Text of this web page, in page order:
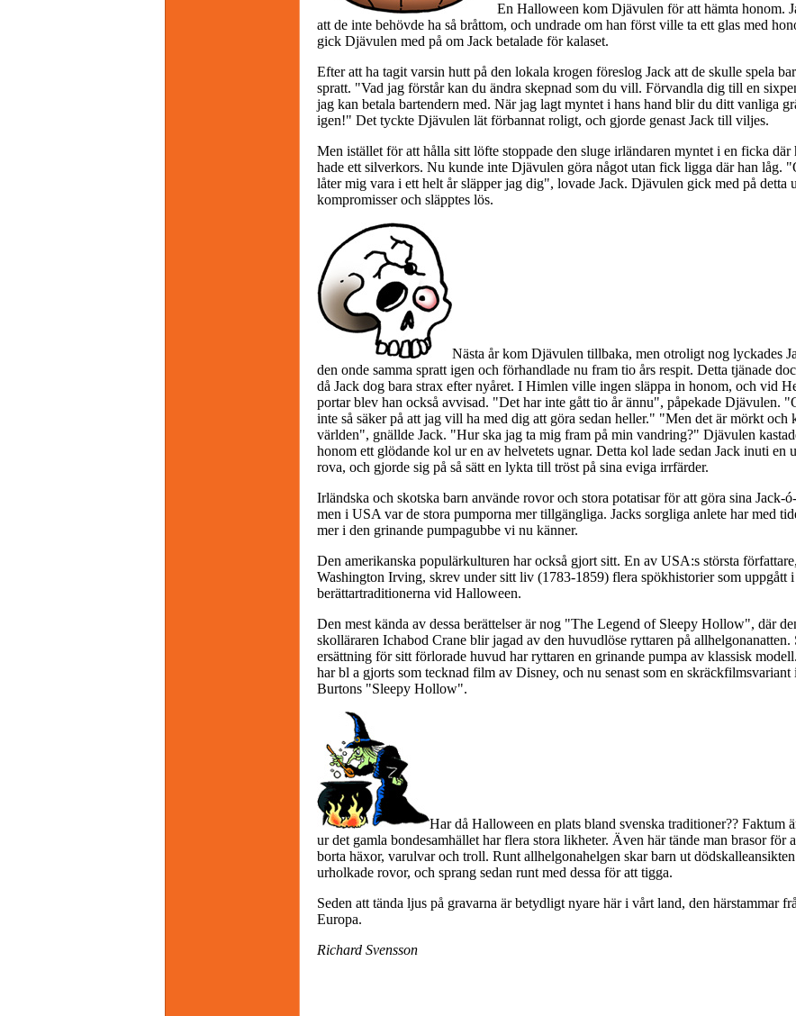
En Halloween kom Djävulen för att hämta honom.
att de inte behövde ha så bråttom, och undrade om han först ville ta ett glas med
gick Djävulen med på om Jack betalade för kalaset.
Efter att ha tagit varsin hutt på den lokala krogen föreslog Jack att de skulle spela
spratt. "Vad jag förstår kan du ändra skepnad som du vill. Förvandla dig till en
jag kan betala bartendern med. När jag lagt myntet i hans hand blir du ditt vanliga
igen!" Det tyckte Djävulen lät förbannat roligt, och gjorde genast Jack till viljes.
Men istället för att hålla sitt löfte stoppade den sluge irländaren myntet i en ficka där
hade ett silverkors. Nu kunde inte Djävulen göra något utan fick ligga där han låg.
låter mig vara i ett helt år släpper jag dig", lovade Jack. Djävulen gick med på detta
kompromisser och släpptes lös.
Nästa år kom Djävulen tillbaka, men otroligt nog lyckades
den onde samma spratt igen och förhandlade nu fram tio års respit. Detta tjänade
då Jack dog bara strax efter nyåret. I Himlen ville ingen släppa in honom, och vid
portar blev han också avvisad. "Det har inte gått tio år ännu", påpekade Djävulen.
inte så säker på att jag vill ha med dig att göra sedan heller." "Men det är mörkt och
världen", gnällde Jack. "Hur ska jag ta mig fram på min vandring?" Djävulen
honom ett glödande kol ur en av helvetets ugnar. Detta kol lade sedan Jack inuti en
rova, och gjorde sig på så sätt en lykta till tröst på sina eviga irrfärder.
Irländska och skotska barn använde rovor och stora potatisar för att göra sina Jack-
men i USA var de stora pumporna mer tillgängliga. Jacks sorgliga anlete har med
mer i den grinande pumpagubbe vi nu känner.
Den amerikanska populärkulturen har också gjort sitt. En av USA:s största författare,
Washington Irving, skrev under sitt liv (1783-1859) flera spökhistorier som uppgått i
berättartraditionerna vid Halloween.
Den mest kända av dessa berättelser är nog "The Legend of Sleepy Hollow", där
skolläraren Ichabod Crane blir jagad av den huvudlöse ryttaren på allhelgonanatten.
ersättning för sitt förlorade huvud har ryttaren en grinande pumpa av klassisk
har bl a gjorts som tecknad film av Disney, och nu senast som en skräckfilmsvariant
Burtons "Sleepy Hollow".
Har då Halloween en plats bland svenska traditioner?? Faktum
ur det gamla bondesamhället har flera stora likheter. Även här tände man brasor för
borta häxor, varulvar och troll. Runt allhelgonahelgen skar barn ut
urholkade rovor, och sprang sedan runt med dessa för att tigga.
Seden att tända ljus på gravarna är betydligt nyare här i vårt land, den härstammar
Europa.
Richard Svensson